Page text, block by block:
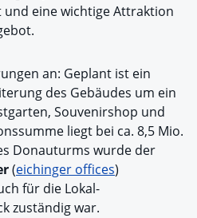
eine wichtige Attraktion
an: Geplant ist ein
des Gebäudes um ein
Souvenirshop und
liegt bei ca. 8,5 Mio.
Donauturms wurde der
(eichinger offices)
für die Lokal-
zuständig war.